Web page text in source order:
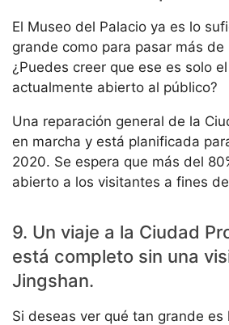
El Museo del Palacio ya es lo
grande como para pasar más
¿Puedes creer que ese es solo
actualmente abierto al público?
Una reparación general de la
en marcha y está planificada
2020. Se espera que más del
abierto a los visitantes a fines
9. Un viaje a la Ciudad
está completo sin una
Jingshan.
Si deseas ver qué tan grande es